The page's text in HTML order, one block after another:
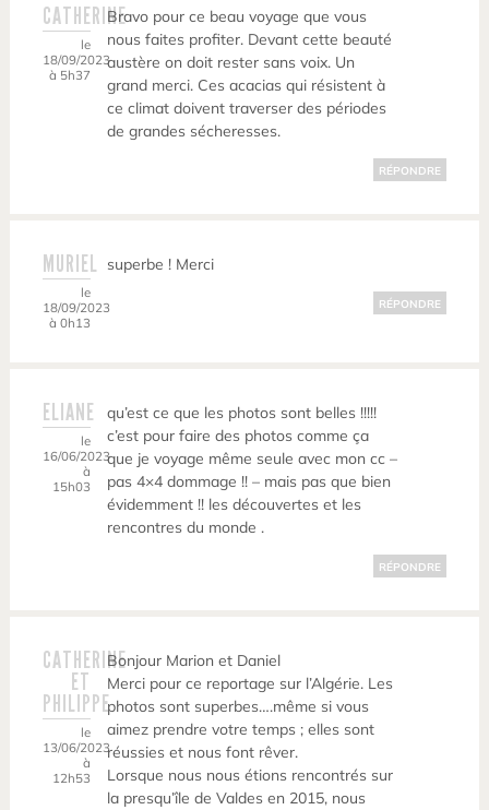
CATHERINE
le
18/09/2023
à 5h37
Bravo pour ce beau voyage que vous
nous faites profiter. Devant cette beauté
austère on doit rester sans voix. Un
grand merci. Ces acacias qui résistent à
ce climat doivent traverser des périodes
de grandes sécheresses.
RÉPONDRE
MURIEL
le
18/09/2023
à 0h13
superbe ! Merci
RÉPONDRE
ELIANE
le
16/06/2023
à
15h03
qu’est ce que les photos sont belles !!!!!
c’est pour faire des photos comme ça
que je voyage même seule avec mon cc –
pas 4×4 dommage !! – mais pas que bien
évidemment !! les découvertes et les
rencontres du monde .
RÉPONDRE
CATHERINE
ET
PHILIPPE
le
13/06/2023
à
12h53
Bonjour Marion et Daniel
Merci pour ce reportage sur l’Algérie. Les
photos sont superbes….même si vous
aimez prendre votre temps ; elles sont
réussies et nous font rêver.
Lorsque nous nous étions rencontrés sur
la presqu’île de Valdes en 2015, nous